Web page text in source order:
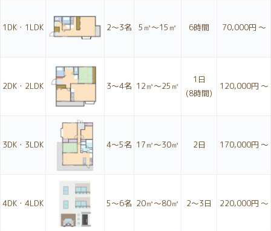
1DK・1LDK 2〜3名 5㎥～15㎥ 6時間 70,000円 ～
2DK・2LDK 3〜4名 12㎥～25㎥
1日
(8時間)
120,000円 ～
3DK・3LDK 4〜5名 17㎥～30㎥ 2日 170,000円 ～
4DK・4LDK 5〜6名 20㎥～80㎥ 2〜3日 220,000円 ～